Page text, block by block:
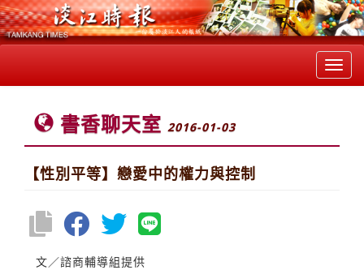
書香聊天室 2016-01-03
【性別平等】戀愛中的權力與控制
文／諮商輔導組提供